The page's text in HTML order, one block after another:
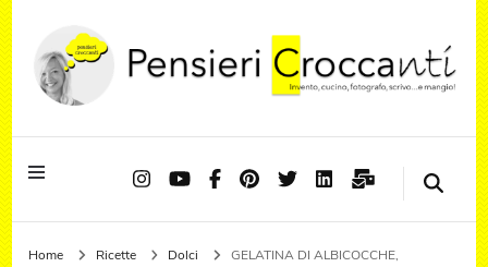
Pensieri Croccanti
Home Ricette Dolci
GELATINA DI ALBICOCCHE,